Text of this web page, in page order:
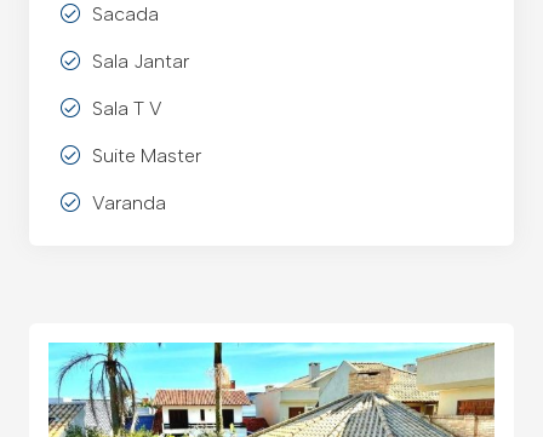
Sacada
Sala Jantar
Sala T V
Suite Master
Varanda